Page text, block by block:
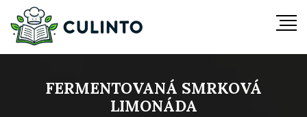
FERMENTOVANÁ SMRKOVÁ
LIMONÁDA